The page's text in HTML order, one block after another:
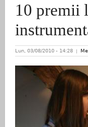
10 premii
Lun, 03/08/2010 - 14:28